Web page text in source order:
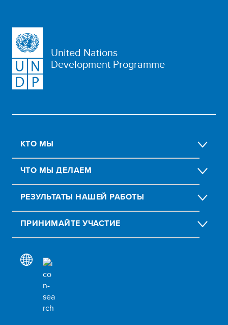
United Nations
Development Programme
КТО МЫ
ЧТО МЫ ДЕЛАЕМ
РЕЗУЛЬТАТЫ НАШЕЙ РАБОТЫ
ПРИНИМАЙТЕ УЧАСТИЕ